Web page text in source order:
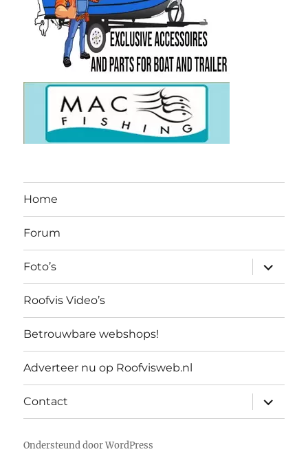
Home
Forum
Foto’s
Roofvis Video’s
Betrouwbare webshops!
Adverteer nu op Roofvisweb.nl
Contact
Ondersteund door WordPress